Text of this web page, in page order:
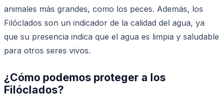
animales más grandes, como los peces. Además, los
Filóclados son un indicador de la calidad del agua, ya
que su presencia indica que el agua es limpia y saludable
para otros seres vivos.
¿Cómo podemos proteger a los
Filóclados?